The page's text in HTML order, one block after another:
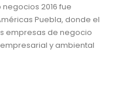
2016 fue
Puebla, donde el
empresas de negocio
y ambiental